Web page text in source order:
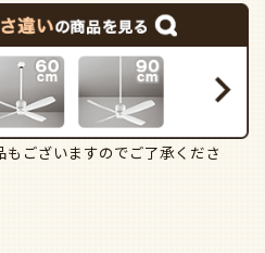
ございますのでご了承くださ